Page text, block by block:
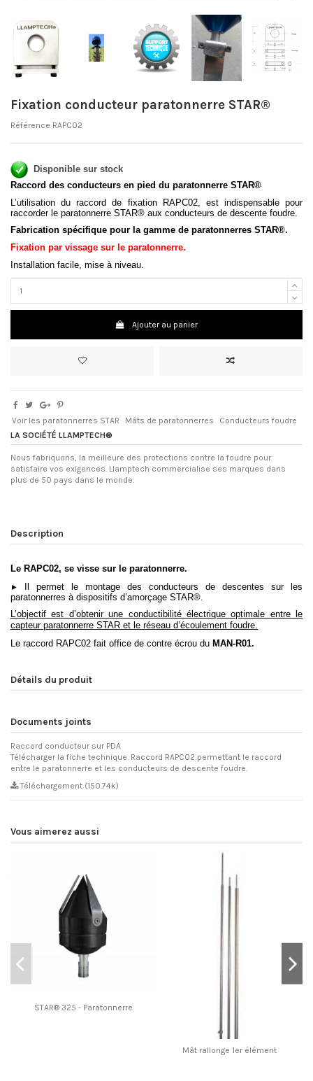
Fixation conducteur paratonnerre STAR®
Référence RAPC02
Disponible sur stock
Raccord des conducteurs en pied du paratonnerre STAR®
L’utilisation du raccord de fixation RAPC02, est indispensable pour
raccorder le paratonnerre STAR® aux conducteurs de descente foudre.
Fabrication spécifique pour la gamme de paratonnerres STAR®.
Fixation par vissage sur le paratonnerre.
Installation facile, mise à niveau.
Ajouter au panier
Voir les paratonnerres STAR Mâts de paratonnerres
Conducteurs foudre
LA SOCIÉTÉ LLAMPTECH®
Nous fabriquons, la meilleure des protections contre la foudre pour
satisfaire vos exigences. Llamptech commercialise ses marques dans
plus de 50 pays dans le monde.
Description
Le RAPC02, se visse sur le paratonnerre.
► Il permet le montage des conducteurs de descentes sur les
paratonnerres à dispositifs d’amorçage STAR®.
L’objectif est d’obtenir une conductibilité électrique optimale entre le
capteur paratonnerre STAR et le réseau d’écoulement foudre.
Le raccord RAPC02 fait office de contre écrou du MAN-R01.
Détails du produit
Documents joints
Raccord conducteur sur PDA
Télécharger la fiche technique. Raccord RAPC02 permettant le raccord
entre le paratonnerre et les conducteurs de descente foudre.
Téléchargement (150.74k)
Vous aimerez aussi
STAR® 325 - Paratonnerre
Mât rallonge 1er élément